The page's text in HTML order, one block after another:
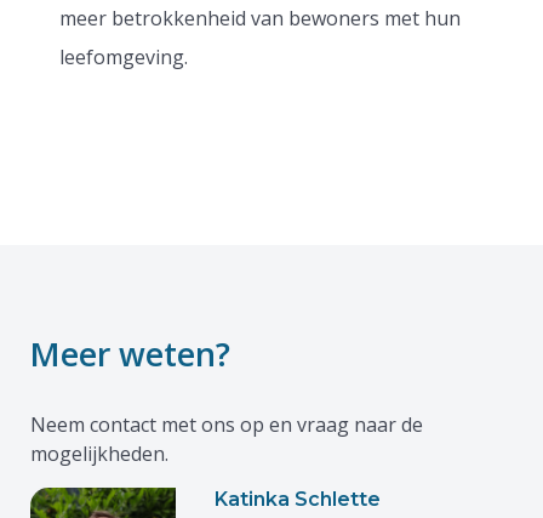
meer betrokkenheid van bewoners met hun
leefomgeving.
Meer weten?
Neem contact met ons op en vraag naar de
mogelijkheden.
Katinka Schlette